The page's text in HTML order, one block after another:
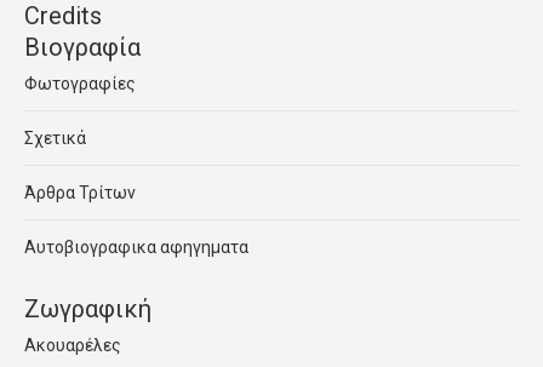
Credits
Βιογραφία
Φωτογραφίες
Σχετικά
Άρθρα Τρίτων
Αυτοβιογραφικα αφηγηματα
Ζωγραφική
Ακουαρέλες